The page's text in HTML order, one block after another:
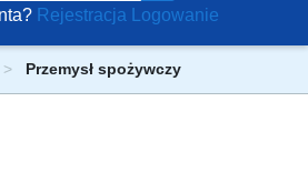
Rejestracja Logowanie
Przemysł spożywczy